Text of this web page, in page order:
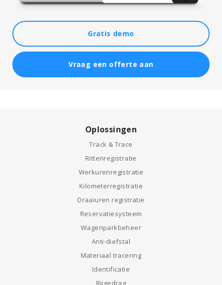
Gratis demo
Vraag een offerte aan
Oplossingen
Track & Trace
Rittenregistratie
Werkurenregistratie
Kilometerregistratie
Draaiuren registratie
Reservatiesysteem
Wagenparkbeheer
Anti-diefstal
Materiaal tracering
Identificatie
Rijgedrag